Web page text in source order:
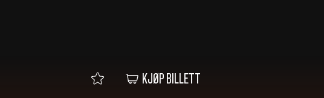
KJØP BILLETT